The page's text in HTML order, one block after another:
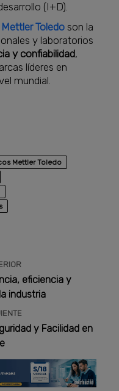
(I+D).
Toledo son la
y laboratorios
y confiabilidad,
líderes en
mundial.
Mettler Toledo
eficiencia y
industria
y Facilidad en